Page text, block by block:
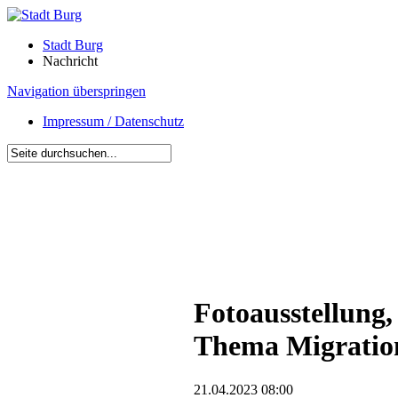
Stadt Burg
Nachricht
Navigation überspringen
Impressum / Datenschutz
Thema
21.04.2023 08:00